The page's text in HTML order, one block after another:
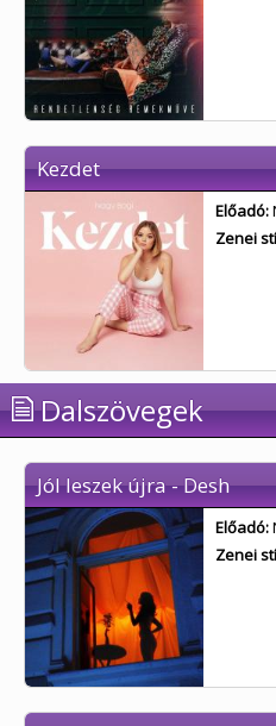
Kezdet
Előadó:
Zenei
Dalszövegek
Jól leszek újra - Desh
Előadó:
Zenei